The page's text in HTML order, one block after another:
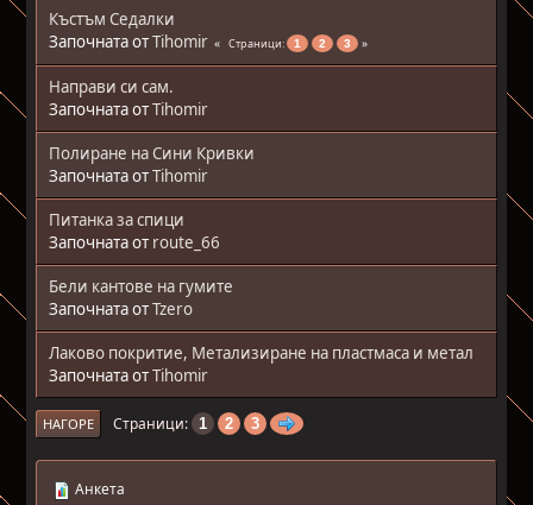
Къстъм Седалки
Започната отTihomir Страници 1 2 3
Направи си сам.
Започната отTihomir
Полиране на Сини Кривки
Започната отTihomir
Питанка за спици
Започната от route_66
Бели кантове на гумите
Започната отTzero
Лаково покритие, Метализиране на пластмаса и метал
Започната отTihomir
НАГОРЕ Страници 1 2 3
Анкета